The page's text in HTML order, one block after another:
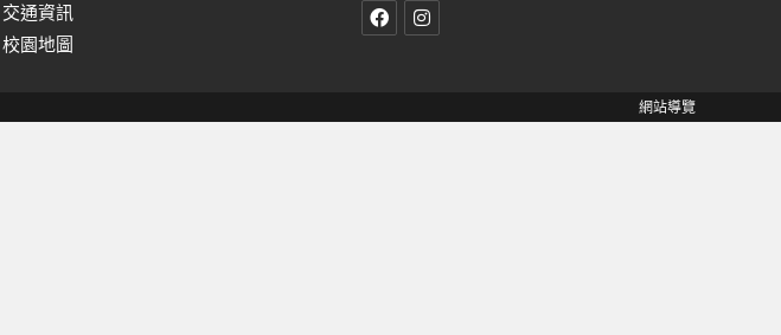
交通資訊
校園地圖
網站導覽